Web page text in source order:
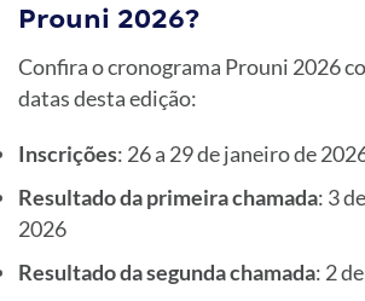
Prouni 2026?
Confira o cronograma Prouni 2026
datas desta edição:
Inscrições: 26 a 29 de janeiro de
Resultado da primeira chamada: 3
2026
Resultado da segunda chamada: 2